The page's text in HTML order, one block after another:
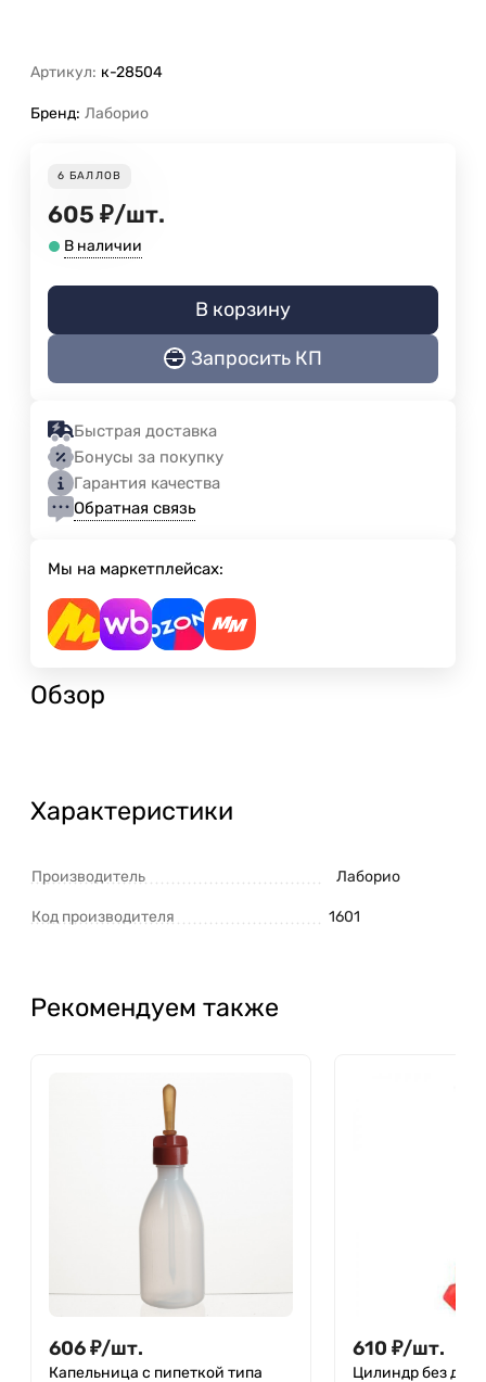
Артикул: к-28504
Бренд: Лаборио
6 БАЛЛОВ
605 ₽/шт.
В наличии
В корзину
Запросить КП
Быстрая доставка
Бонусы за покупку
Гарантия качества
Обратная связь
Мы на маркетплейсах:
Обзор
Характеристики
Производитель Лаборио
Код производителя 1601
Рекомендуем также
606₽/шт.
Капельница с пипеткой типа
610 ₽/шт.
Цилиндр без